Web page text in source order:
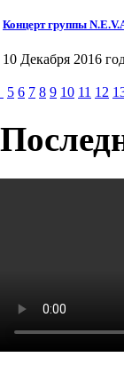
Концерт группы
10 Декабря 2016
5 6 7 8 9 10 11 12